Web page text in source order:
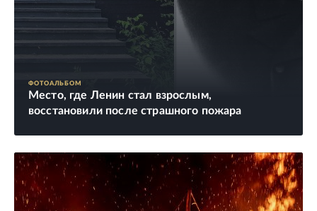
ФОТОАЛЬБОМ
Место, где Ленин стал взрослым,
восстановили после страшного пожара